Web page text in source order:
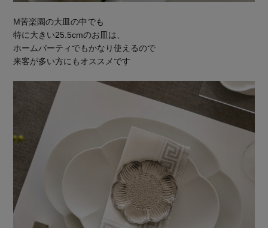
M苦楽園の大皿の中でも
特に大きい25.5cmのお皿は、
ホームパーティでもかなり使えるので
来客が多い方にもオススメです